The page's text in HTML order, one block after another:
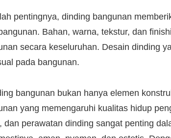
pentingnya, dinding bangunan
Bahan, warna, tekstur, dan
secara keseluruhan. Desain dinding
pada bangunan.
bangunan bukan hanya elemen
yang memengaruhi kualitas hidup
dan perawatan dinding sangat penting